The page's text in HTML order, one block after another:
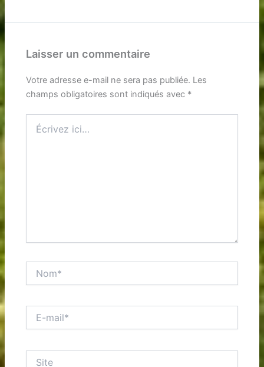
Laisser un commentaire
Votre adresse e-mail ne sera pas publiée. Les
champs obligatoires sont indiqués avec *
ici…
mail*